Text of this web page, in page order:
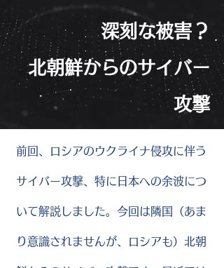
深刻な被害？
北朝鮮からのサイバー
攻撃
前回、ロシアのウクライナ侵攻に伴う
サイバー攻撃、特に日本への余波につ
いて解説しました。今回は隣国（あま
り意識されませんが、ロシアも）北朝